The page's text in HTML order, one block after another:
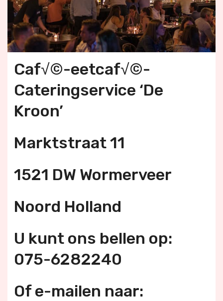
Caf√©-eetcaf√©-
Cateringservice ‘De
Kroon’
Marktstraat 11
1521 DW Wormerveer
Noord Holland
U kunt ons bellen op:
075-6282240
Of e-mailen naar: